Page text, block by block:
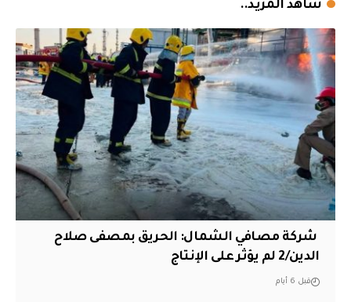
شاهد المزيد..
‏ شركة مصافي الشمال: الحريق بمصفى صلاح
الدين/2 لم يؤثر على الإنتاج
قبل 6 أيام